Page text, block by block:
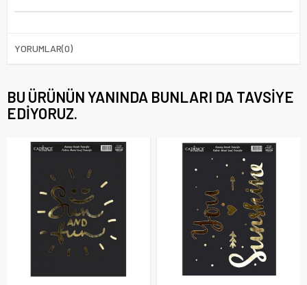
YORUMLAR(0)
BU ÜRÜNÜN YANINDA BUNLARI DA TAVSIYE
EDIYORUZ.